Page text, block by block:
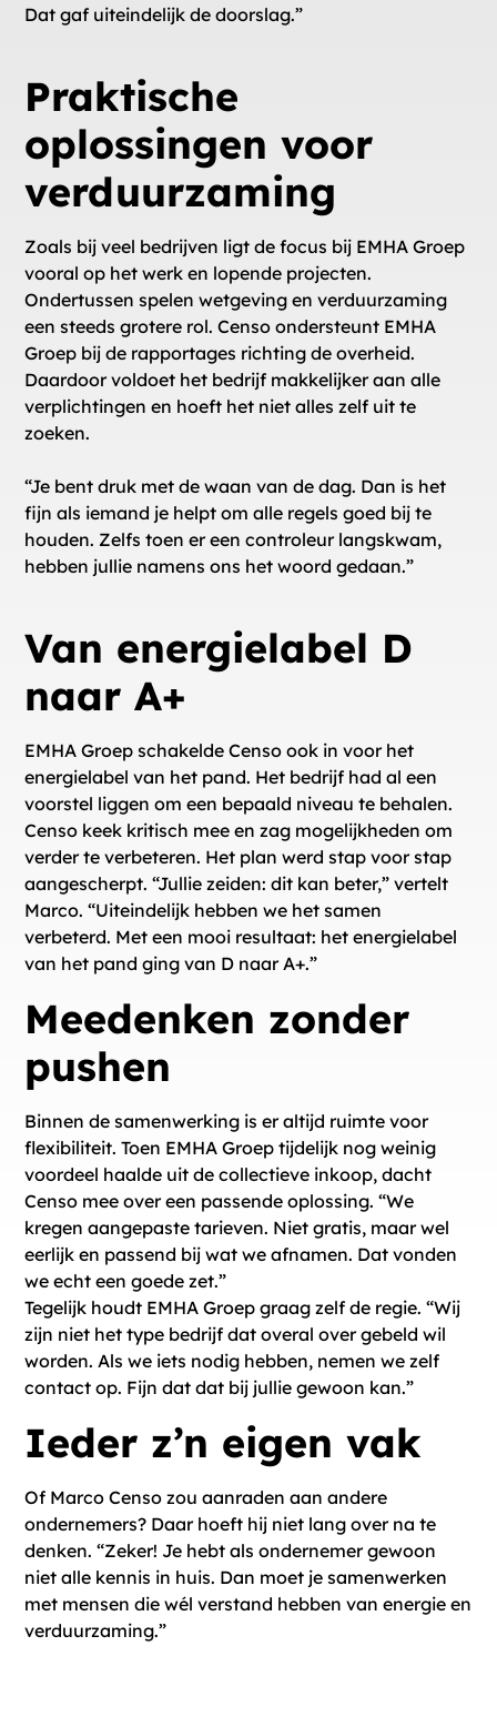
Dat gaf uiteindelijk de doorslag.”
Praktische
oplossingen voor
verduurzaming
Zoals bij veel bedrijven ligt de focus bij EMHA Groep
vooral op het werk en lopende projecten.
Ondertussen spelen wetgeving en verduurzaming
een steeds grotere rol. Censo ondersteunt EMHA
Groep bij de rapportages richting de overheid.
Daardoor voldoet het bedrijf makkelijker aan alle
verplichtingen en hoeft het niet alles zelf uit te
zoeken.
“Je bent druk met de waan van de dag. Dan is het
fijn als iemand je helpt om alle regels goed bij te
houden. Zelfs toen er een controleur langskwam,
hebben jullie namens ons het woord gedaan.”
Van energielabel D
naar A+
EMHA Groep schakelde Censo ook in voor het
energielabel van het pand. Het bedrijf had al een
voorstel liggen om een bepaald niveau te behalen.
Censo keek kritisch mee en zag mogelijkheden om
verder te verbeteren. Het plan werd stap voor stap
aangescherpt. “Jullie zeiden: dit kan beter,” vertelt
Marco. “Uiteindelijk hebben we het samen
verbeterd. Met een mooi resultaat: het energielabel
van het pand ging van D naar A+.”
Meedenken zonder
pushen
Binnen de samenwerking is er altijd ruimte voor
flexibiliteit. Toen EMHA Groep tijdelijk nog weinig
voordeel haalde uit de collectieve inkoop, dacht
Censo mee over een passende oplossing. “We
kregen aangepaste tarieven. Niet gratis, maar wel
eerlijk en passend bij wat we afnamen. Dat vonden
we echt een goede zet.”
Tegelijk houdt EMHA Groep graag zelf de regie. “Wij
zijn niet het type bedrijf dat overal over gebeld wil
worden. Als we iets nodig hebben, nemen we zelf
contact op. Fijn dat dat bij jullie gewoon kan.”
Ieder z’n eigen vak
Of Marco Censo zou aanraden aan andere
ondernemers? Daar hoeft hij niet lang over na te
denken. “Zeker! Je hebt als ondernemer gewoon
niet alle kennis in huis. Dan moet je samenwerken
met mensen die wél verstand hebben van energie en
verduurzaming.”